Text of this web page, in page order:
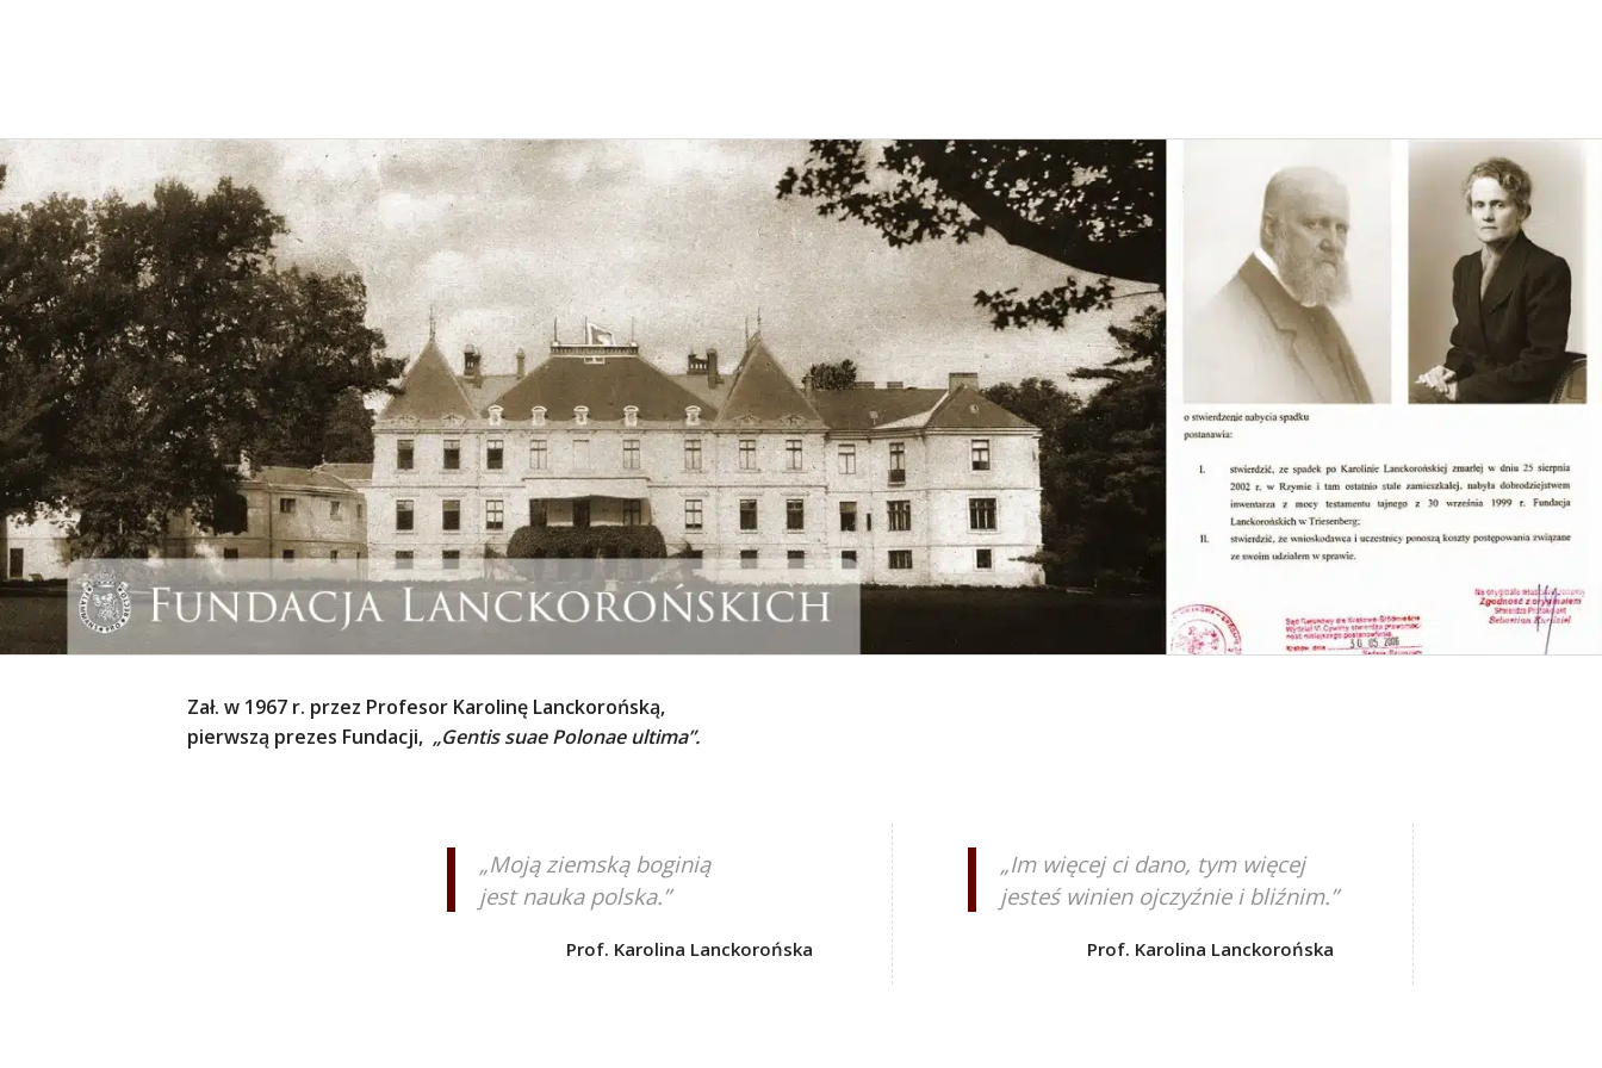
Zał. w 1967 r. przez Profesor Karolinę Lanckorońską,
pierwszą prezes Fundacji, „Gentis suae Polonae ultima”.
„Moją ziemską boginią
jest nauka polska.”
Prof. Karolina Lanckorońska
„Im więcej ci dano, tym więcej
jesteś winien ojczyźnie i bliźnim.”
Prof. Karolina Lanckorońska